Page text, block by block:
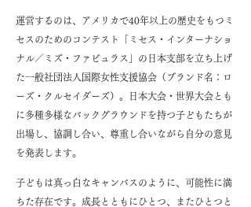
運営するのは、アメリカで40年以上の歴史をもつミ
セスのためのコンテスト「ミセス・インターナショ
ナル／ミズ・ファビュラス」の日本支部を立ち上げ
た一般社団法人国際女性支援協会（ブランド名：ロ
ーズ・クルセイダーズ）。日本大会・世界大会とも
に多種多様なバックグラウンドを持つ子どもたちが
出場し、協調し合い、尊重し合いながら自分の意見
を発表します。
子どもは真っ白なキャンバスのように、可能性に満
ちた存在です。成長とともにひとつ、またひとつと